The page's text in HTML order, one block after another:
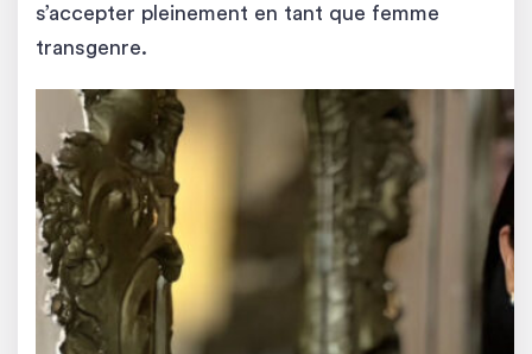
s’accepter pleinement en tant que femme
transgenre.